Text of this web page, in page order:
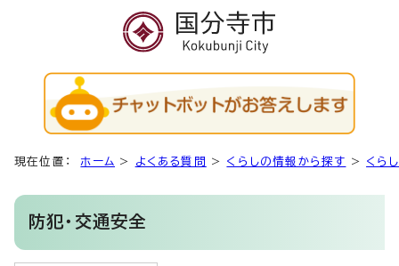
現在位置： ホーム > よくある質問 > くらしの情報から探す > くらし
防犯・交通安全